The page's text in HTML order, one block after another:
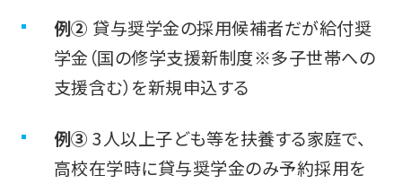
例② 貸与奨学金の採用候補者だが給付奨
学金（国の修学支援新制度※多子世帯への
支援含む）を新規申込する
例③ 3人以上子ども等を扶養する家庭で、
高校在学時に貸与奨学金のみ予約採用を